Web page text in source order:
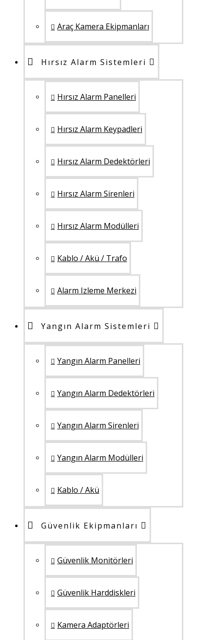
Araç Kamera Ekipmanları
Hırsız Alarm Sistemleri
Hırsız Alarm Panelleri
Hırsız Alarm Keypadleri
Hırsız Alarm Dedektörleri
Hırsız Alarm Sirenleri
Hırsız Alarm Modülleri
Kablo / Akü / Trafo
Alarm Izleme Merkezi
Yangın Alarm Sistemleri
Yangın Alarm Panelleri
Yangın Alarm Dedektörleri
Yangın Alarm Sirenleri
Yangın Alarm Modülleri
Kablo / Akü
Güvenlik Ekipmanları
Güvenlik Monitörleri
Güvenlik Harddiskleri
Kamera Adaptörleri